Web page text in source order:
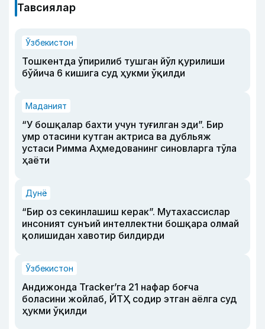
Тавсиялар
Ўзбекистон
Тошкентда ўпирилиб тушган йўл қурилиши
бўйича 6 кишига суд ҳукми ўқилди
Маданият
“У бошқалар бахти учун туғилган эди”. Бир
умр отасини кутган актриса ва дубльяж
устаси Римма Аҳмедованинг синовларга тўла
ҳаёти
Дунё
“Бир оз секинлашиш керак”. Мутахассислар
инсоният сунъий интеллектни бошқара олмай
қолишидан хавотир билдирди
Ўзбекистон
Андижонда Tracker’га 21 нафар боғча
боласини жойлаб, ЙТҲ содир этган аёлга суд
ҳукми ўқилди